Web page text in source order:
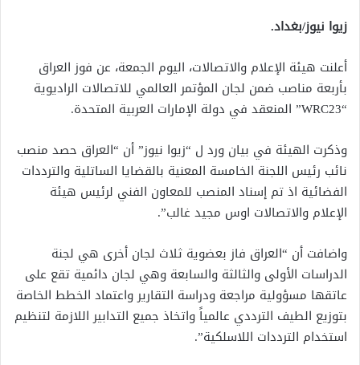
زيوا نيوز/بغداد.
أعلنت هيئة الإعلام والاتصالات، اليوم الجمعة، عن فوز العراق
بأربعة مناصب ضمن لجان المؤتمر العالمي للاتصالات الراديوية
“WRC23” المنعقد في دولة الإمارات العربية المتحدة.
وذكرت الهيئة في بيان ورد ل “زيوا نيوز” أن “العراق حصد منصب
نائب رئيس اللجنة الخامسة المعنية بالقضايا الساتلية والترددات
الفضائية اذ تم إسناد المنصب للمعاون الفني لرئيس هيئة
الإعلام والاتصالات اوس مجيد غالب”.
واضافت أن “العراق فاز بعضوية ثلاث لجان أخرى هي لجنة
الدراسات الأولى والثالثة والسابعة وهي لجان دائمية تقع على
عاتقها مسؤولية مراجعة ودراسة التقارير واعتماد الخطط الخاصة
بتوزيع الطيف الترددي عالمياً واتخاذ جميع التدابير اللازمة لتنظيم
استخدام الترددات اللاسلكية”.